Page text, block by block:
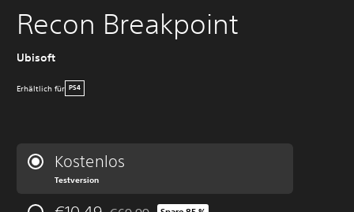
Recon Breakpoint
Ubisoft
Erhältlich für PS4
Kostenlos
Testversion